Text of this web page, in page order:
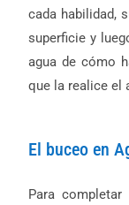
cada habilidad,
superficie y
agua de cómo
que la realice el
El buceo en
Para